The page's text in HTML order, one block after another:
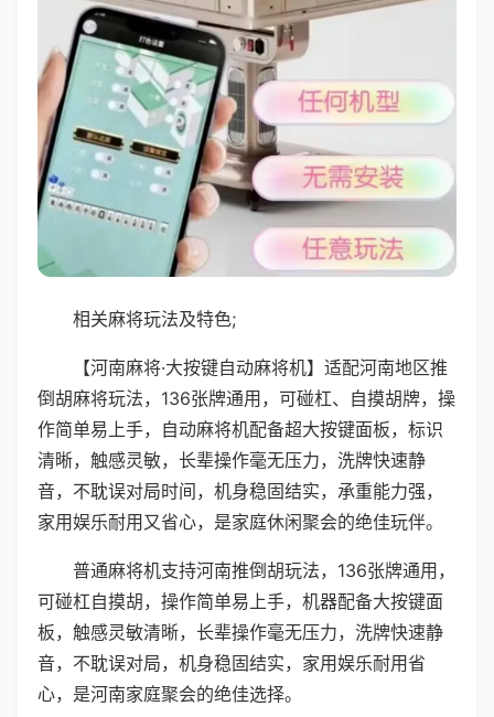
相关麻将玩法及特色;
【河南麻将·大按键自动麻将机】适配河南地区推
倒胡麻将玩法，136张牌通用，可碰杠、自摸胡牌，操
作简单易上手，自动麻将机配备超大按键面板，标识
清晰，触感灵敏，长辈操作毫无压力，洗牌快速静
音，不耽误对局时间，机身稳固结实，承重能力强，
家用娱乐耐用又省心，是家庭休闲聚会的绝佳玩伴。
普通麻将机支持河南推倒胡玩法，136张牌通用，
可碰杠自摸胡，操作简单易上手，机器配备大按键面
板，触感灵敏清晰，长辈操作毫无压力，洗牌快速静
音，不耽误对局，机身稳固结实，家用娱乐耐用省
心，是河南家庭聚会的绝佳选择。